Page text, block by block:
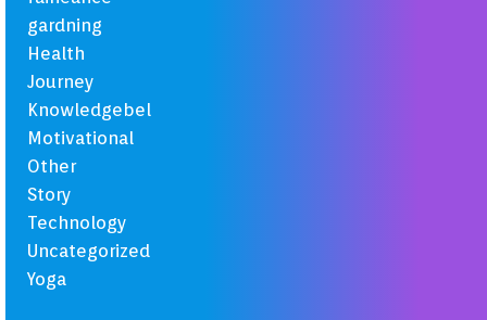
gardning
Health
Journey
Knowledgebel
Motivational
Other
Story
Technology
Uncategorized
Yoga